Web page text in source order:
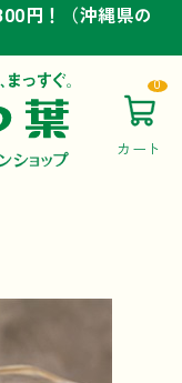
円！（沖縄県の
円！（沖縄県の
円！（沖縄県の
カート
0